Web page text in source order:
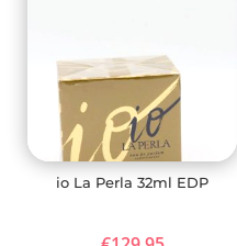
io La Perla 32ml EDP